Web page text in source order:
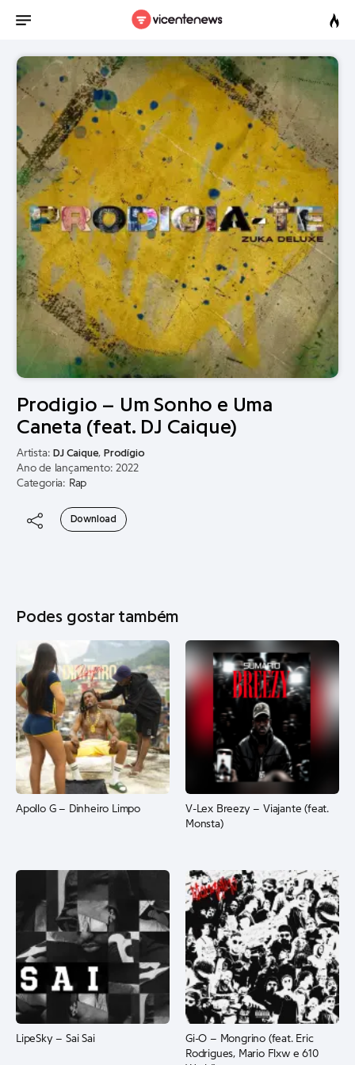
Prodigio – Um Sonho e Uma
Caneta (feat. DJ Caique)
Artista: DJ Caique, Prodígio
Ano de lançamento: 2022
Categoria: Rap
Download
Podes gostar também
Apollo G – Dinheiro Limpo
V-Lex Breezy – Viajante (feat.
Monsta)
LipeSky – Sai Sai
Gi-O – Mongrino (feat. Eric
Rodrigues, Mario Flxw e 610